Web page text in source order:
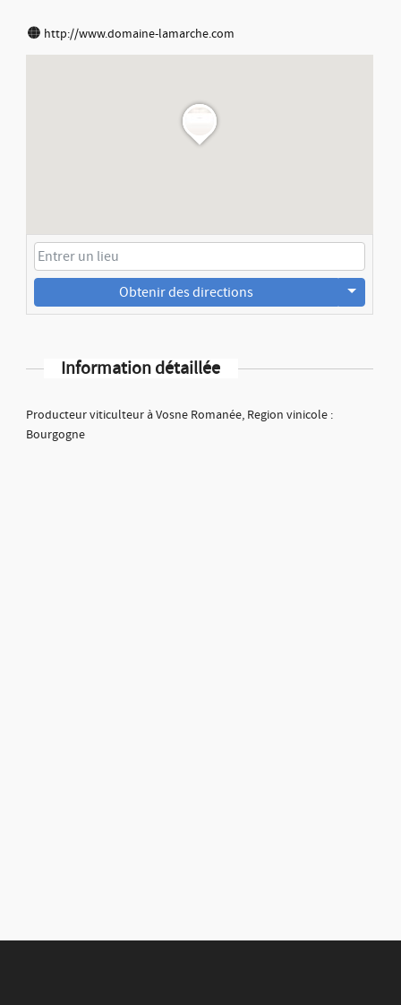
http://www.domaine-lamarche.com
Obtenir des directions
Information détaillée
Producteur viticulteur à Vosne Romanée, Region vinicole :
Bourgogne